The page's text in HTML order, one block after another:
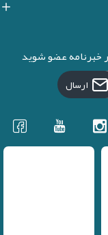
خبرنامه عضو شوید
ارسال